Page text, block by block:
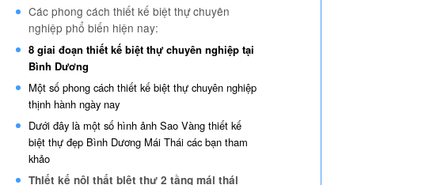
Các phong cách thiết kế biệt thự chuyên
nghiệp phổ biến hiện nay:
8 giai đoạn thiết kế biệt thự chuyên nghiệp tại
Bình Dương
Một số phong cách thiết kế biệt thự chuyên nghiệp
thịnh hành ngày nay
Dưới đây là một số hình ảnh Sao Vàng thiết kế
biệt thự đẹp Bình Dương Mái Thái các bạn tham
khảo
Thiết kế nội thất biệt thự 2 tầng mái thái